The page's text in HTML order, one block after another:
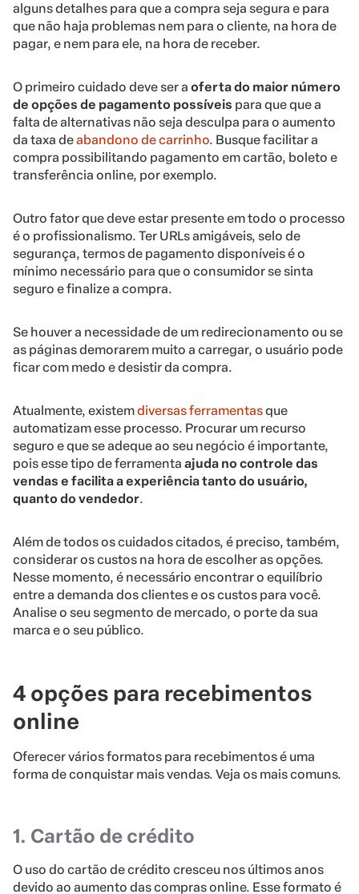
alguns detalhes para que a compra seja segura e para
que não haja problemas nem para o cliente, na hora de
pagar, e nem para ele, na hora de receber.
O primeiro cuidado deve ser a oferta do maior número
de opções de pagamento possíveis para que que a
falta de alternativas não seja desculpa para o aumento
da taxa deabandono de carrinho. Busque facilitar a
compra possibilitando pagamento em cartão, boleto e
transferência online, por exemplo.
Outro fator que deve estar presente em todo o processo
é o profissionalismo. Ter URLs amigáveis, selo de
segurança, termos de pagamento disponíveis é o
mínimo necessário para que o consumidor se sinta
seguro e finalize a compra.
Se houver a necessidade de um redirecionamento ou se
as páginas demorarem muito a carregar, o usuário pode
ficar com medo e desistir da compra.
Atualmente, existemdiversas ferramentasque
automatizam esse processo. Procurar um recurso
seguro e que se adeque ao seu negócio é importante,
pois esse tipo de ferramenta ajuda no controle das
vendas e facilita a experiência tanto do usuário,
quanto do vendedor.
Além de todos os cuidados citados, é preciso, também,
considerar os custos na hora de escolher as opções.
Nesse momento, é necessário encontrar o equilíbrio
entre a demanda dos clientes e os custos para você.
Analise o seu segmento de mercado, o porte da sua
marca e o seu público.
4 opções para recebimentos
online
Oferecer vários formatos para recebimentos é uma
forma de conquistar mais vendas. Veja os mais comuns.
1. Cartão de crédito
O uso do cartão de crédito cresceu nos últimos anos
devido ao aumento das compras online. Esse formato é